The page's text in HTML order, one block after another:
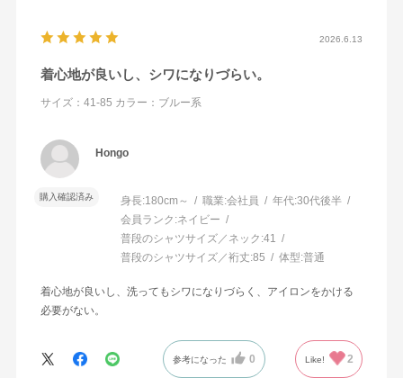
2026.6.13
着心地が良いし、シワになりづらい。
サイズ：41-85 カラー：ブルー系
Hongo
購入確認済み 身長:180cm～ 職業:会社員 年代:30代後半
会員ランク:ネイビー
普段のシャツサイズ／ネック:41
普段のシャツサイズ／裄丈:85 体型:普通
着心地が良いし、洗ってもシワになりづらく、アイロンをかける
必要がない。
参考になった 0 Like! 2